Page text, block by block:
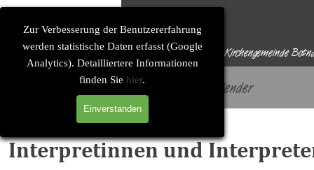
Zur Verbesserung der Benutzererfahrung
werden statistische Daten erfasst (Google
Analytics). Detailliertere Informationen
finden Sie hier.
Einverstanden
Direkt zum Seiteninhalt
Solitude-Soirée
Konzertkalender
Eine Konzertreihe der Evangelischen Kirchengemeinde
Interpretinnen und